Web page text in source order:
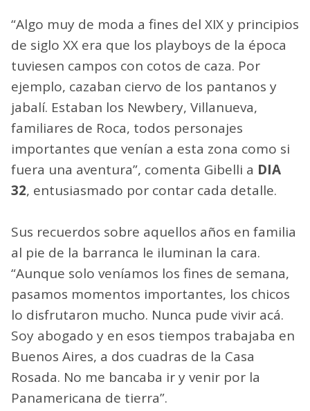
“Algo muy de moda a fines del XIX y principios
de siglo XX era que los playboys de la época
tuviesen campos con cotos de caza. Por
ejemplo, cazaban ciervo de los pantanos y
jabalí. Estaban los Newbery, Villanueva,
familiares de Roca, todos personajes
importantes que venían a esta zona como si
fuera una aventura”, comenta Gibelli a DIA
32, entusiasmado por contar cada detalle.
Sus recuerdos sobre aquellos años en familia
al pie de la barranca le iluminan la cara.
“Aunque solo veníamos los fines de semana,
pasamos momentos importantes, los chicos
lo disfrutaron mucho. Nunca pude vivir acá.
Soy abogado y en esos tiempos trabajaba en
Buenos Aires, a dos cuadras de la Casa
Rosada. No me bancaba ir y venir por la
Panamericana de tierra”.